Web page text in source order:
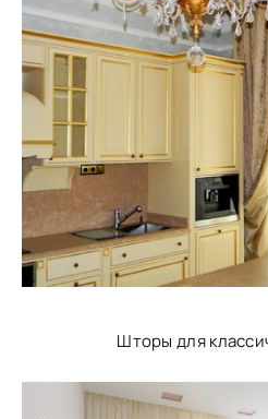
Шторы для